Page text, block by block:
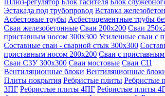
Шлюз-регулятор Блок гасителя Блок
Эстакада под трубопровод Вставка
Асбестовые трубы Асбестоцементные трубы
Сваи железобетонные Сваи 200х200 Сваи
приставным носом 300х300 Усиленные сваи с
Составные сваи - сварной стык 300х300
приставным носом 200х200 Сваи с
Сваи С3У 300х300 Сваи мостовые Сваи СЦ
Вентиляционные блоки Вентиляционные
Плиты покрытия Ребристые плиты Ребристые
3ПГ Ребристые плиты 4ПГ Ребристые плиты